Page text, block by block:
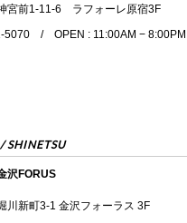
宮前1-11-6 ラフォーレ原宿3F
5070 / OPEN : 11:00AM − 8:00PM
SHINETSU
沢FORUS
川新町3-1 金沢フォーラス 3F